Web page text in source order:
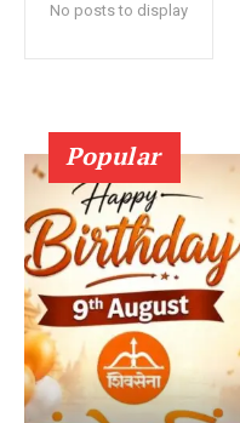
No posts to display
Popular